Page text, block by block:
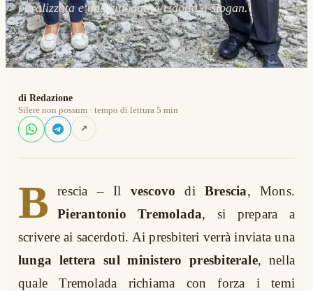
paralizzata e una sinodalità ridotta a slogan.
di Redazione
Silere non possum · tempo di lettura 5 min
↗
B rescia – Il vescovo di Brescia, Mons.
Pierantonio Tremolada, si prepara a
scrivere ai sacerdoti. Ai presbiteri verrà inviata una
lunga lettera sul ministero presbiterale, nella
quale Tremolada richiama con forza i temi